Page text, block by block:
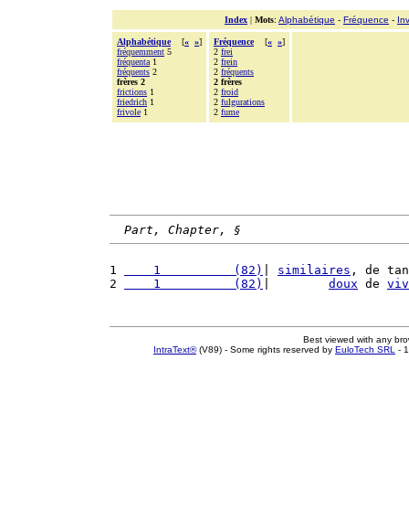
Index | Mots: Alphabétique - Fréquence -
Alphabétique [« »]
fréquemment 5
fréquenta 1
fréquents 2
frères 2
frictions 1
friedrich 1
frivole 1
Fréquence [« »]
2 frei
2 frein
2 fréquents
2 frères
2 froid
2 fulgurations
2 fume
Part, Chapter, §
1
    1          (82)
similaires , de
2
    1          (82)
doux de
Best viewed with any
IntraText®(V89) - Some rights reserved by EuloTech SRL -